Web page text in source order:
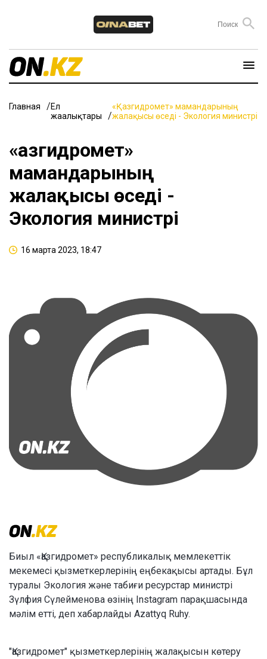
Главная
Ел
жаңалықтары
«Қазгидромет» мамандарының
жалақысы өседі - Экология министрі
«Қазгидромет»
мамандарының
жалақысы өседі -
Экология министрі
16 марта 2023, 18:47
Биыл «Қазгидромет» республикалық мемлекеттік
мекемесі қызметкерлерінің еңбекақысы артады. Бұл
туралы Экология және табиғи ресурстар министрі
Зүлфия Сүлейменова өзінің Instagram парақшасында
мәлім етті, деп хабарлайды Azattyq Ruhy.
"Қазгидромет" қызметкерлерінің жалақысын көтеру